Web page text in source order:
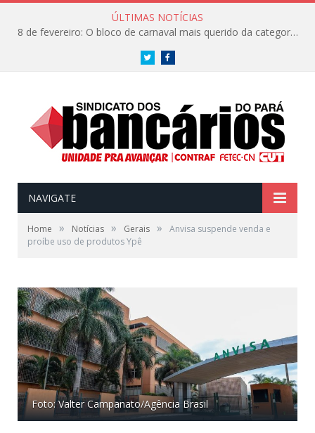
ÚLTIMAS NOTÍCIAS
8 de fevereiro: O bloco de carnaval mais querido da categoria já tem data. Vem pro CarnaBancários 2025!
Twitter
NAVIGATE
Home » Notícias » Gerais »
Anvisa suspende venda e
proíbe uso de produtos Ypê
Foto: Valter Campanato/Agência Brasil